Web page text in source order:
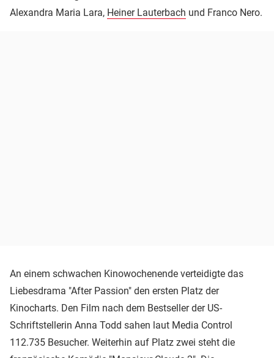
Alexandra Maria Lara, Heiner Lauterbach und Franco Nero.
An einem schwachen Kinowochenende verteidigte das
Liebesdrama "After Passion" den ersten Platz der
Kinocharts. Den Film nach dem Bestseller der US-
Schriftstellerin Anna Todd sahen laut Media Control
112.735 Besucher. Weiterhin auf Platz zwei steht die